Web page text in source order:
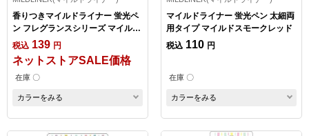
香りつきマイルドライナー 蛍光ペ
ン フレグランスシリーズ マイルド
ソーダブルー
税込 139 円
ネットストアSALE価格
在庫 〇
カラーをみる
マイルドライナー 蛍光ペン 太細両
用タイプ マイルドスモークレッド
税込 110 円
在庫 〇
カラーをみる